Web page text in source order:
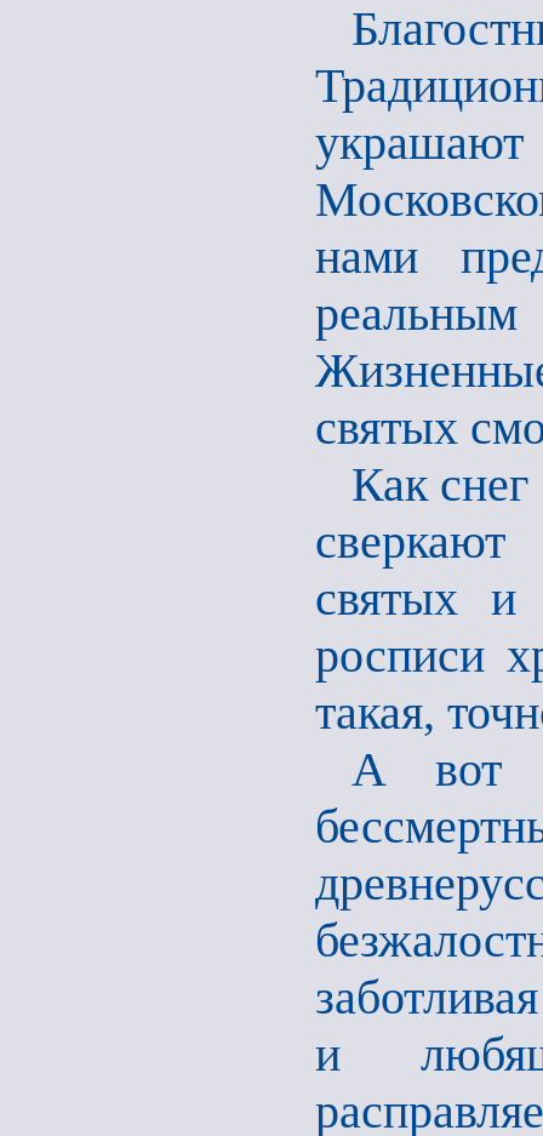
нами
святых
Как
сверкают
святых и
росписи
такая,
А вот
и